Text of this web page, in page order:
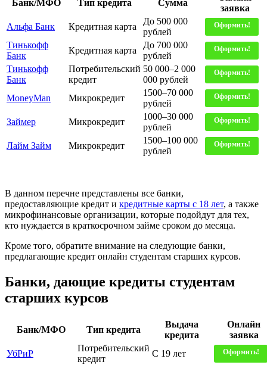
Банк/МФО Тип кредита Сумма
заявка
Альфа Банк
Кредитная карта
До 500 000
рублей
Оформить!
Тинькофф
Банк
Кредитная карта
До 700 000
рублей
Оформить!
Тинькофф
Банк
Потребительский
кредит
50 000–2 000
000 рублей
Оформить!
MoneyMan Микрокредит
1500–70 000
рублей
Оформить!
Займер Микрокредит
1000–30 000
рублей
Оформить!
Лайм Займ Микрокредит
1500–100 000
рублей
Оформить!
В данном перечне представлены все банки,
предоставляющие кредит и кредитные карты с 18 лет, а также
микрофинансовые организации, которые подойдут для тех,
кто нуждается в краткосрочном займе сроком до месяца.
Кроме того, обратите внимание на следующие банки,
предлагающие кредит онлайн студентам старших курсов.
Банки, дающие кредиты студентам
старших курсов
Банк/МФО Тип кредита
Выдача
кредита
Онлайн
заявка
УбРиР
Потребительский
кредит
С 19 лет Оформить!